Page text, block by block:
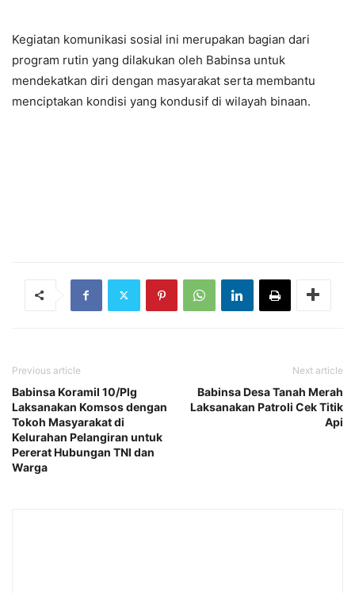
Kegiatan komunikasi sosial ini merupakan bagian dari
program rutin yang dilakukan oleh Babinsa untuk
mendekatkan diri dengan masyarakat serta membantu
menciptakan kondisi yang kondusif di wilayah binaan.
Previous article
Babinsa Koramil 10/Plg
Laksanakan Komsos dengan
Tokoh Masyarakat di
Kelurahan Pelangiran untuk
Pererat Hubungan TNI dan
Warga
Next article
Babinsa Desa Tanah Merah
Laksanakan Patroli Cek Titik
Api